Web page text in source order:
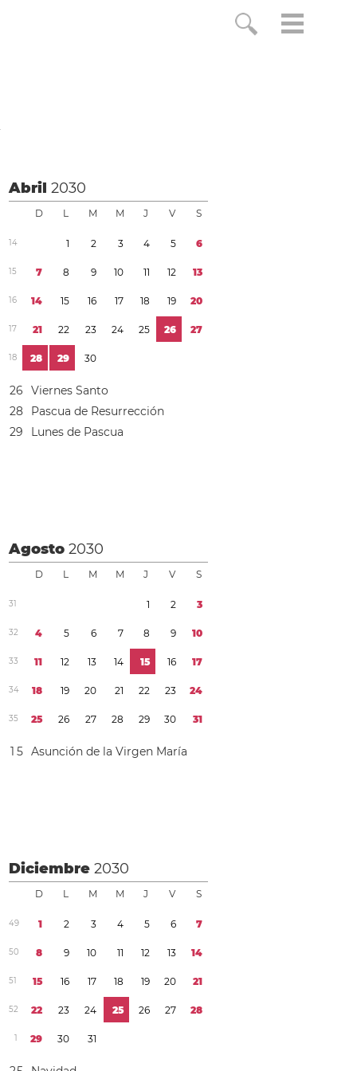
Abril2030
D L M M J V S
14 1 2 3 4 5 6
15 7 8 9 10 11 12 13
16 14 15 16 17 18 19 20
17 21 22 23 24 25 26 27
18 28 29 30
26
Viernes Santo
28
Pascua de Resurrección
29 Lunes de Pascua
Agosto2030
D L M M J V S
31 1 2 3
32 4 5 6 7 8 9 10
33 11 12 13 14 15 16 17
34 18 19 20 21 22 23 24
35 25 26 27 28 29 30 31
1 5 Asunción de la Virgen María
Diciembre2030
D L M M J V S
49 1 2 3 4 5 6 7
50 8 9 10 11 12 13 14
51 15 16 17 18 19 20 21
52 22 23 24 25 26 27 28
1 29 30 31